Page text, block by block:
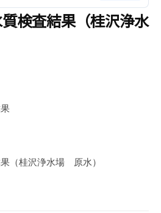
検査結果（桂沢浄水
（桂沢浄水場 原水）